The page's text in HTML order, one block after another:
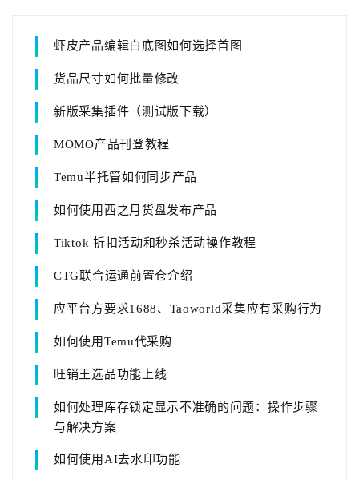
虾皮产品编辑白底图如何选择首图
货品尺寸如何批量修改
新版采集插件（测试版下载）
MOMO产品刊登教程
Temu半托管如何同步产品
如何使用西之月货盘发布产品
Tiktok 折扣活动和秒杀活动操作教程
CTG联合运通前置仓介绍
应平台方要求1688、Taoworld采集应有采购行为
如何使用Temu代采购
旺销王选品功能上线
如何处理库存锁定显示不准确的问题：操作步骤
与解决方案
如何使用AI去水印功能